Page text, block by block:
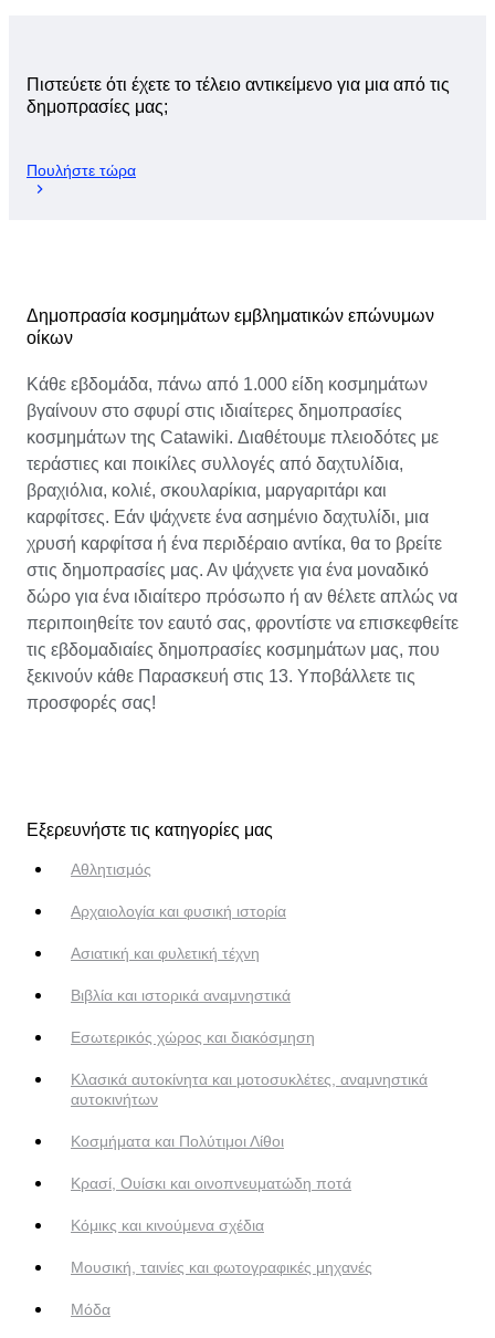
Πιστεύετε ότι έχετε το τέλειο αντικείμενο για μια από τις
δημοπρασίες μας;
Πουλήστε τώρα
Δημοπρασία κοσμημάτων εμβληματικών επώνυμων
οίκων
Κάθε εβδομάδα, πάνω από 1.000 είδη κοσμημάτων
βγαίνουν στο σφυρί στις ιδιαίτερες δημοπρασίες
κοσμημάτων της Catawiki. Διαθέτουμε πλειοδότες με
τεράστιες και ποικίλες συλλογές από δαχτυλίδια,
βραχιόλια, κολιέ, σκουλαρίκια, μαργαριτάρι και
καρφίτσες. Εάν ψάχνετε ένα ασημένιο δαχτυλίδι, μια
χρυσή καρφίτσα ή ένα περιδέραιο αντίκα, θα το βρείτε
στις δημοπρασίες μας. Αν ψάχνετε για ένα μοναδικό
δώρο για ένα ιδιαίτερο πρόσωπο ή αν θέλετε απλώς να
περιποιηθείτε τον εαυτό σας, φροντίστε να επισκεφθείτε
τις εβδομαδιαίες δημοπρασίες κοσμημάτων μας, που
ξεκινούν κάθε Παρασκευή στις 13. Υποβάλλετε τις
προσφορές σας!
Εξερευνήστε τις κατηγορίες μας
Αθλητισμός
Αρχαιολογία και φυσική ιστορία
Ασιατική και φυλετική τέχνη
Βιβλία και ιστορικά αναμνηστικά
Εσωτερικός χώρος και διακόσμηση
Κλασικά αυτοκίνητα και μοτοσυκλέτες, αναμνηστικά
αυτοκινήτων
Κοσμήματα και Πολύτιμοι Λίθοι
Κρασί, Ουίσκι και οινοπνευματώδη ποτά
Κόμικς και κινούμενα σχέδια
Μουσική, ταινίες και φωτογραφικές μηχανές
Μόδα